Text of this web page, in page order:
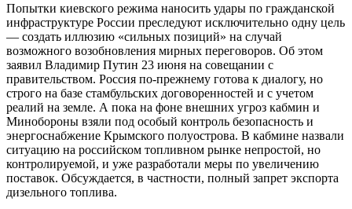
Попытки киевского режима наносить удары по гражданской
инфраструктуре России преследуют исключительно одну цель
— создать иллюзию «сильных позиций» на случай
возможного возобновления мирных переговоров. Об этом
заявил Владимир Путин 23 июня на совещании с
правительством. Россия по-прежнему готова к диалогу, но
строго на базе стамбульских договоренностей и с учетом
реалий на земле. А пока на фоне внешних угроз кабмин и
Минобороны взяли под особый контроль безопасность и
энергоснабжение Крымского полуострова. В кабмине назвали
ситуацию на российском топливном рынке непростой, но
контролируемой, и уже разработали меры по увеличению
поставок. Обсуждается, в частности, полный запрет экспорта
дизельного топлива.